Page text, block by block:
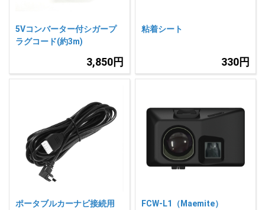
5Vコンバーター付シガープ
ラグコード(約3m)
3,850円
粘着シート
330円
ポータブルカーナビ接続用
FCW-L1（Maemite）